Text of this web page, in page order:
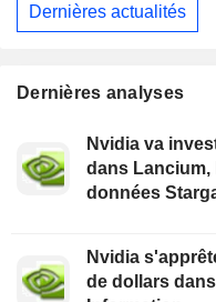
Dernières actualités
Dernières analyses
Nvidia va
dans Lancium,
données
Nvidia
de dollars